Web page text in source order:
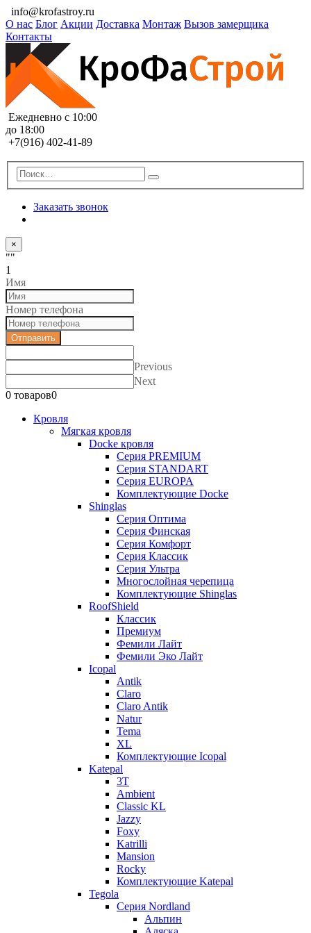
info@krofastroy.ru
О нас Блог Акции Доставка Монтаж Вызов замерщика
Контакты
Ежедневно с 10:00
до 18:00
+7(916) 402-41-89
Заказать звонок
×
""
1
Имя
Номер телефона
Отправить
Previous
Next
0 товаров0
Кровля
Мягкая кровля
Docke кровля
Серия PREMIUM
Серия STANDART
Серия EUROPA
Комплектующие Docke
Shinglas
Серия Оптима
Серия Финская
Серия Комфорт
Серия Классик
Серия Ультра
Многослойная черепица
Комплектующие Shinglas
RoofShield
Классик
Премиум
Фемили Лайт
Фемили Эко Лайт
Icopal
Antik
Claro
Claro Antik
Natur
Tema
XL
Комплектующие Icopal
Katepal
3T
Ambient
Classic KL
Jazzy
Foxy
Katrilli
Mansion
Rocky
Комплектующие Katepal
Tegola
Серия Nordland
Альпин